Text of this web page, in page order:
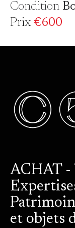
Condition
Prix€600
ACHAT -
et objets